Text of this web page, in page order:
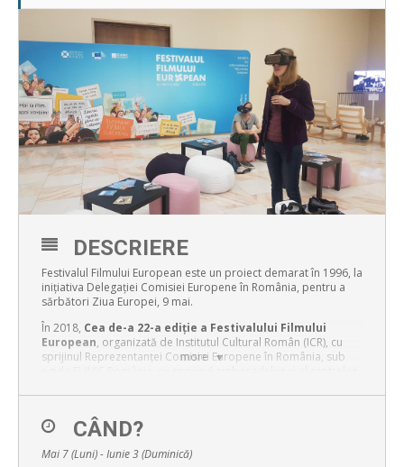
more
DESCRIERE
Festivalul Filmului European este un proiect demarat în 1996, la
inițiativa Delegației Comisiei Europene în România, pentru a
sărbători Ziua Europei, 9 mai.
În 2018, Cea de-a 22-a ediție a Festivalului Filmului
European, organizată de Institutul Cultural Român (ICR), cu
sprijinul Reprezentanței Comisiei Europene în România, sub
alte 7 orașe din România, în perioada 7 mai – 3 iunie. Gala de
deschidere a Festivalului Filmului European va avea loc la Sala
Mare a Teatrului Național „I. L. Caragiale“ București. Dincolo de
cinematografiei sale, Festivalul Filmului European va propune,
CÂND?
Mai 7 (Luni) - Iunie 3 (Duminică)